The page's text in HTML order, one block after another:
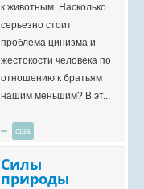
к животным. Насколько
серьезно стоит
проблема цинизма и
жестокости человека по
отношению к братьям
нашим меньшим? В эт...
сша
Силы
природы